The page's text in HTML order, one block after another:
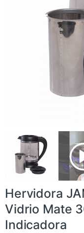
Hervidora
Vidrio Mate
Indicadora